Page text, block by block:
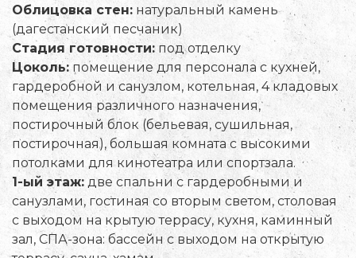
Облицовка стен: натуральный камень
(дагестанский песчаник)
Стадия готовности: под отделку
Цоколь: помещение для персонала с кухней,
гардеробной и санузлом, котельная, 4 кладовых
помещения различного назначения,
постирочный блок (бельевая, сушильная,
постирочная), большая комната с высокими
потолками для кинотеатра или спортзала.
1-ый этаж: две спальни с гардеробными и
санузлами, гостиная со вторым светом, столовая
с выходом на крытую террасу, кухня, каминный
зал, СПА-зона: бассейн с выходом на открытую